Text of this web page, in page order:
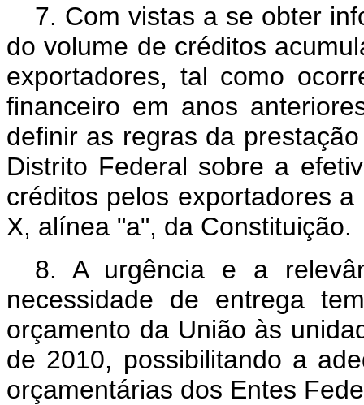
7. Com vistas a se obter
do volume de créditos
exportadores, tal como
financeiro em anos
definir as regras da
Distrito Federal sobre a
créditos pelos exportadores
X, alínea "a", da Constituição.
8. A urgência e a
necessidade de entrega
orçamento da União às
de 2010, possibilitando a
orçamentárias dos Entes